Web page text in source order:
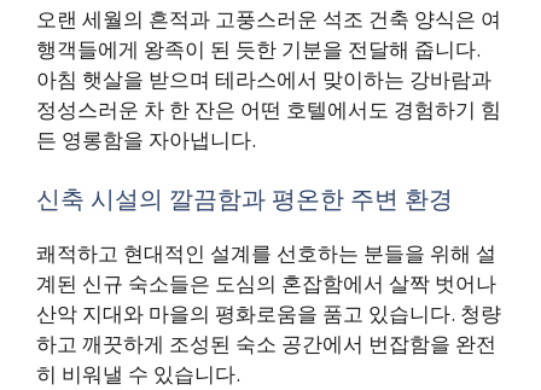
오랜 세월의 흔적과 고풍스러운 석조 건축 양식은 여
행객들에게 왕족이 된 듯한 기분을 전달해 줍니다.
아침 햇살을 받으며 테라스에서 맞이하는 강바람과
정성스러운 차 한 잔은 어떤 호텔에서도 경험하기 힘
든 영롱함을 자아냅니다.
신축 시설의 깔끔함과 평온한 주변 환경
쾌적하고 현대적인 설계를 선호하는 분들을 위해 설
계된 신규 숙소들은 도심의 혼잡함에서 살짝 벗어나
산악 지대와 마을의 평화로움을 품고 있습니다. 청량
하고 깨끗하게 조성된 숙소 공간에서 번잡함을 완전
히 비워낼 수 있습니다.